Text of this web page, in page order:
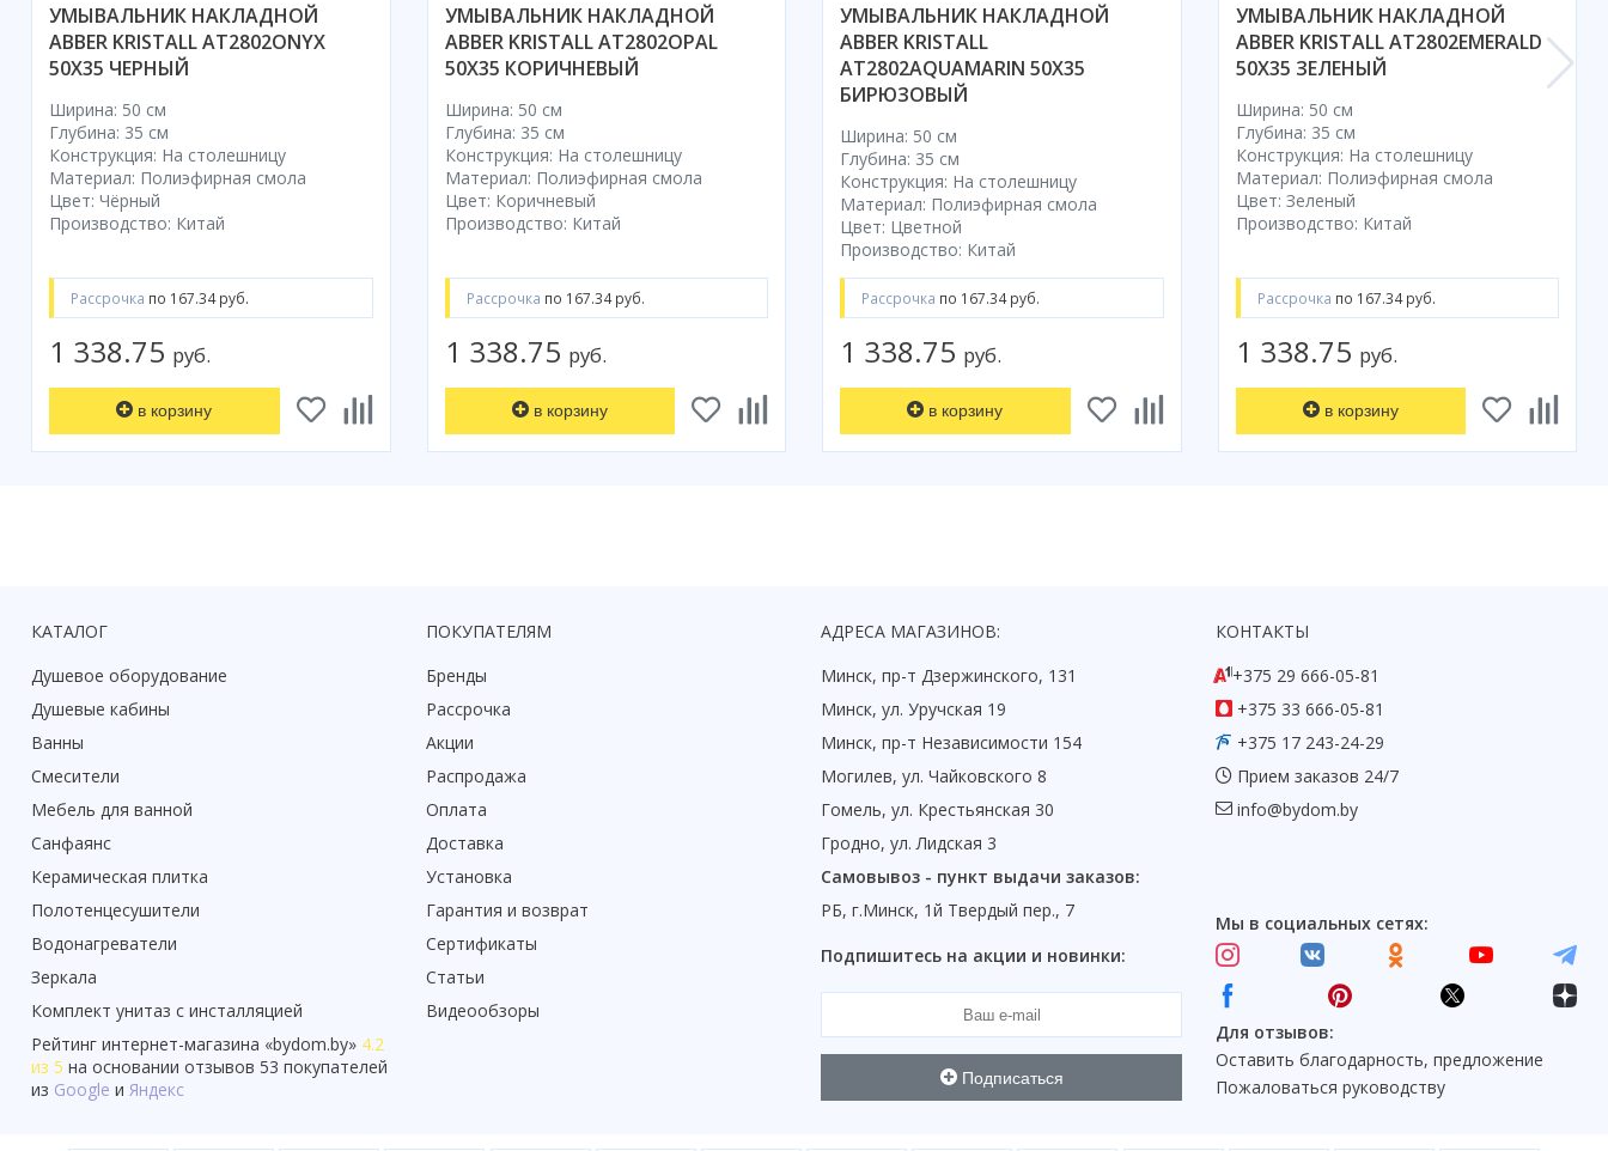
УМЫВАЛЬНИК НАКЛАДНОЙ
ABBER KRISTALL AT2802ONYX
50X35 ЧЕРНЫЙ
Ширина: 50 см
Глубина: 35 см
Конструкция: На столешницу
Материал: Полиэфирная смола
Цвет: Чёрный
Производство: Китай
Рассрочка по 167.34 руб.
1 338.75 руб.
в корзину
УМЫВАЛЬНИК НАКЛАДНОЙ
ABBER KRISTALL AT2802OPAL
50X35 КОРИЧНЕВЫЙ
Ширина: 50 см
Глубина: 35 см
Конструкция: На столешницу
Материал: Полиэфирная смола
Цвет: Коричневый
Производство: Китай
Рассрочка по 167.34 руб.
1 338.75 руб.
в корзину
УМЫВАЛЬНИК НАКЛАДНОЙ
ABBER KRISTALL
AT2802AQUAMARIN 50X35
БИРЮЗОВЫЙ
Ширина: 50 см
Глубина: 35 см
Конструкция: На столешницу
Материал: Полиэфирная смола
Цвет: Цветной
Производство: Китай
Рассрочка по 167.34 руб.
1 338.75 руб.
в корзину
УМЫВАЛЬНИК НАКЛАДНОЙ
ABBER KRISTALL AT2802EMERALD
50X35 ЗЕЛЕНЫЙ
Ширина: 50 см
Глубина: 35 см
Конструкция: На столешницу
Материал: Полиэфирная смола
Цвет: Зеленый
Производство: Китай
Рассрочка по 167.34 руб.
1 338.75 руб.
в корзину
КАТАЛОГ
Душевое оборудование
Душевые кабины
Ванны
Смесители
Мебель для ванной
Санфаянс
Керамическая плитка
Полотенцесушители
Водонагреватели
Зеркала
Комплект унитаз с инсталляцией
Рейтинг интернет-магазина «bydom.by» 4.2
из 5 на основании отзывов 53 покупателей
из Google и Яндекс
ПОКУПАТЕЛЯМ
Бренды
Рассрочка
Акции
Распродажа
Оплата
Доставка
Установка
Гарантия и возврат
Сертификаты
Статьи
Видеообзоры
АДРЕСА МАГАЗИНОВ:
Минск, пр-т Дзержинского, 131
Минск, ул. Уручская 19
Минск, пр-т Независимости 154
Могилев, ул. Чайковского 8
Гомель, ул. Крестьянская 30
Гродно, ул. Лидская 3
Самовывоз - пункт выдачи заказов:
РБ, г.Минск, 1й Твердый пер., 7
Подпишитесь на акции и новинки:
Подписаться
КОНТАКТЫ
+375 29 666-05-81
+375 33 666-05-81
+375 17 243-24-29
Прием заказов 24/7
info@bydom.by
Мы в социальных сетях:
Для отзывов:
Оставить благодарность, предложение
Пожаловаться руководству